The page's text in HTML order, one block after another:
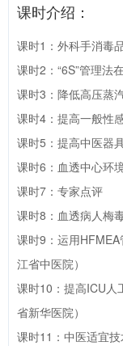
课时介绍：
课时1：外科手消毒
课时2：“6S”管理法
课时3：降低高压蒸
课时4：提高一般性
课时5：提高中医器
课时6：血透中心环
课时7：专家点评
课时8：血透病人梅
课时9：运用
江省中医院）
课时10：提高ICU人
省新华医院）
课时11：中医适宜